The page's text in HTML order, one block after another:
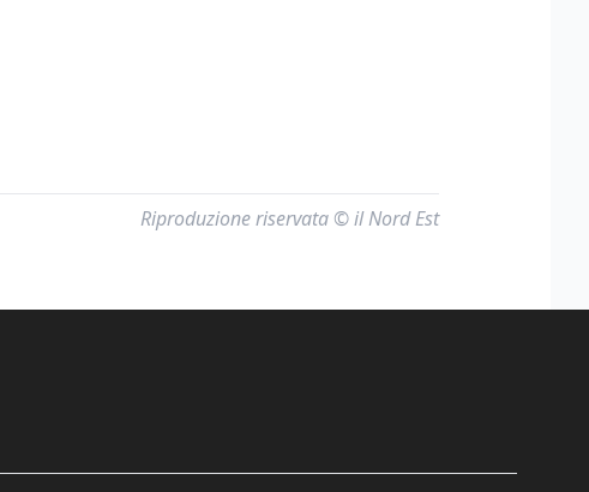
Riproduzione riservata © il Nord Est